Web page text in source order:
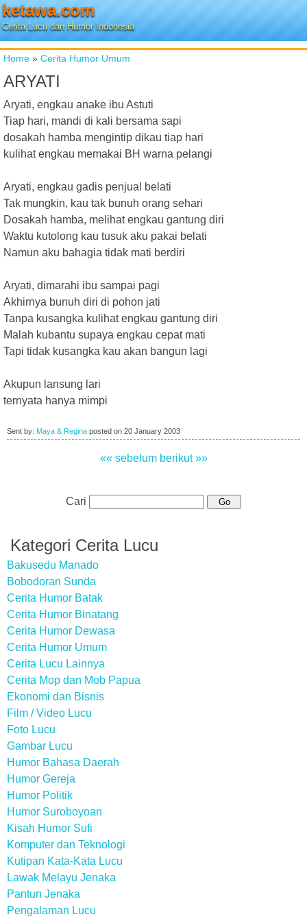
ketawa.com
Cerita Lucu dan Humor Indonesia
Home » Cerita Humor Umum
ARYATI
Aryati, engkau anake ibu Astuti
Tiap hari, mandi di kali bersama sapi
dosakah hamba mengintip dikau tiap hari
kulihat engkau memakai BH warna pelangi
Aryati, engkau gadis penjual belati
Tak mungkin, kau tak bunuh orang sehari
Dosakah hamba, melihat engkau gantung diri
Waktu kutolong kau tusuk aku pakai belati
Namun aku bahagia tidak mati berdiri
Aryati, dimarahi ibu sampai pagi
Akhirnya bunuh diri di pohon jati
Tanpa kusangka kulihat engkau gantung diri
Malah kubantu supaya engkau cepat mati
Tapi tidak kusangka kau akan bangun lagi
Akupun lansung lari
ternyata hanya mimpi
Sent by: Maya & Regina posted on 20 January 2003
«« sebelum berikut »»
Cari
Kategori Cerita Lucu
Bakusedu Manado
Bobodoran Sunda
Cerita Humor Batak
Cerita Humor Binatang
Cerita Humor Dewasa
Cerita Humor Umum
Cerita Lucu Lainnya
Cerita Mop dan Mob Papua
Ekonomi dan Bisnis
Film / Video Lucu
Foto Lucu
Gambar Lucu
Humor Bahasa Daerah
Humor Gereja
Humor Politik
Humor Suroboyoan
Kisah Humor Sufi
Komputer dan Teknologi
Kutipan Kata-Kata Lucu
Lawak Melayu Jenaka
Pantun Jenaka
Pengalaman Lucu